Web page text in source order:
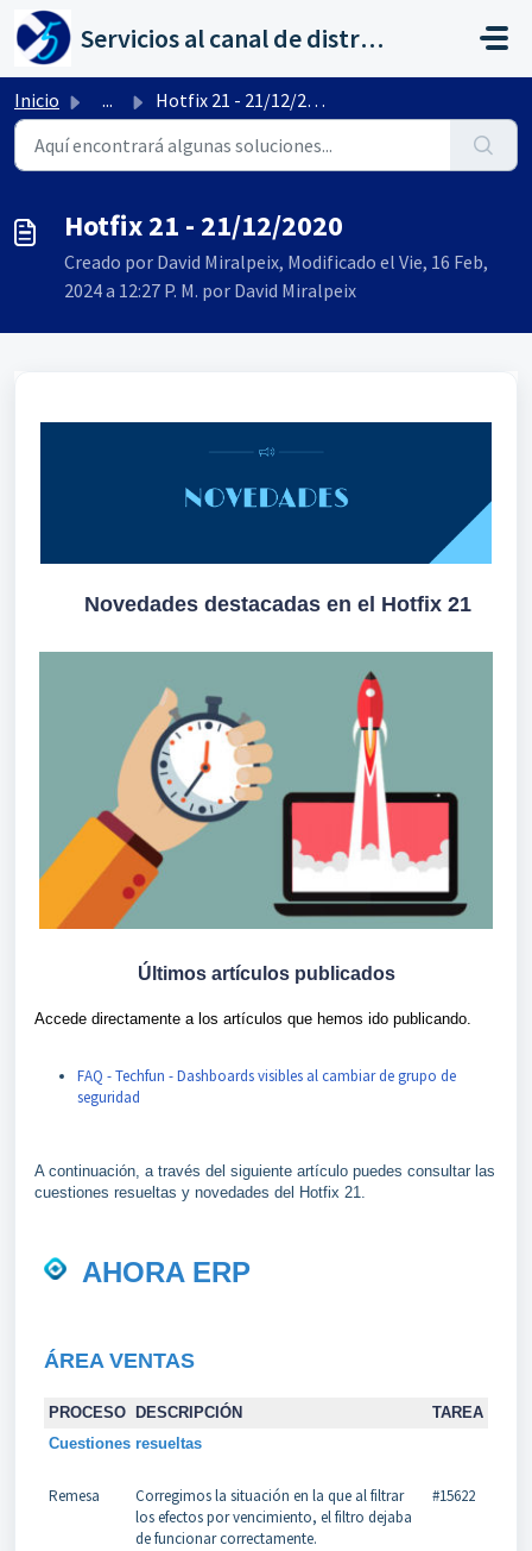
Saltar al contenido principal
Servicios al canal de distribución de AHORA
Inicio ... Hotfix 21 - 21/12/2020
Hotfix 21 - 21/12/2020
Creado por David Miralpeix, Modificado el Vie, 16 Feb,
2024 a 12:27 P. M. por David Miralpeix
Novedades destacadas en el Hotfix 21
Últimos artículos publicados
Accede directamente a los artículos que hemos ido publicando.
FAQ - Techfun - Dashboards visibles al cambiar de grupo de
seguridad
A continuación, a través del siguiente artículo puedes consultar las
cuestiones resueltas y novedades del Hotfix 21.
AHORA ERP
ÁREA VENTAS
PROCESO DESCRIPCIÓN
TAREA
Cuestiones resueltas
Remesa
Corregimos la situación en la que al filtrar
los efectos por vencimiento, el filtro dejaba
de funcionar correctamente.
#15622